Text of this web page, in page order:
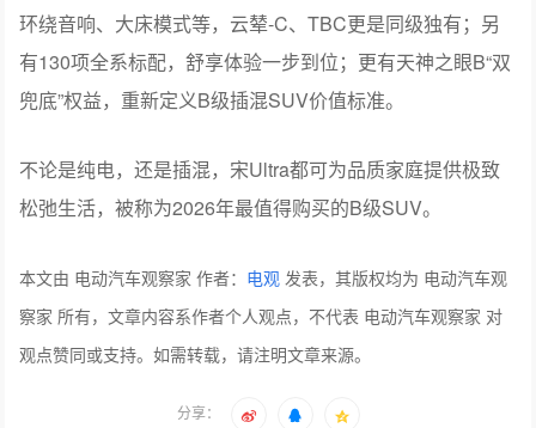
环绕音响、大床模式等，云辇-C、TBC更是同级独有；另
有130项全系标配，舒享体验一步到位；更有天神之眼B“双
兜底”权益，重新定义B级插混SUV价值标准。
不论是纯电，还是插混，宋Ultra都可为品质家庭提供极致
松弛生活，被称为2026年最值得购买的B级SUV。
本文由 电动汽车观察家 作者： 电观 发表，其版权均为 电动汽车观
察家 所有，文章内容系作者个人观点，不代表 电动汽车观察家 对
观点赞同或支持。如需转载，请注明文章来源。
分享：